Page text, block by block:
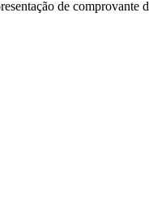
de comprovante